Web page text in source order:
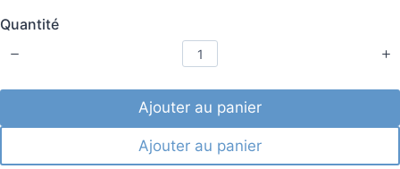
aQuantité
Ajouter au panier
Ajouter au panier